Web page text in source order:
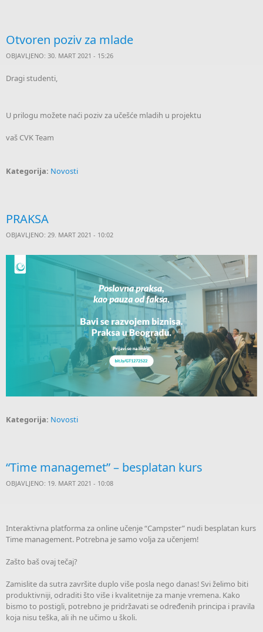
Otvoren poziv za mlade
OBJAVLJENO: 30. MART 2021 - 15:26
Dragi studenti,
U prilogu možete naći poziv za učešće mladih u projektu
vaš CVK Team
Kategorija: Novosti
PRAKSA
OBJAVLJENO: 29. MART 2021 - 10:02
Kategorija: Novosti
“Time managemet” – besplatan kurs
OBJAVLJENO: 19. MART 2021 - 10:08
Interaktivna platforma za online učenje “Campster” nudi besplatan kurs
Time management. Potrebna je samo volja za učenjem!
Zašto baš ovaj tečaj?
Zamislite da sutra završite duplo više posla nego danas! Svi želimo biti
produktivniji, odraditi što više i kvalitetnije za manje vremena. Kako
bismo to postigli, potrebno je pridržavati se određenih principa i pravila
koja nisu teška, ali ih ne učimo u školi.